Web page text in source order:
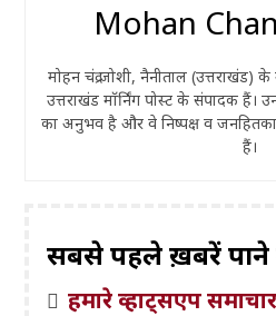
Mohan
मोहन चंद्र जोशी, नैनीताल (उत्तराखंड) के
उत्तराखंड मॉर्निंग पोस्ट के संपादक हैं।
का अनुभव है और वे निष्पक्ष व
हैं।
सबसे पहले ख़बरें पाने
हमारे व्हाट्सएप